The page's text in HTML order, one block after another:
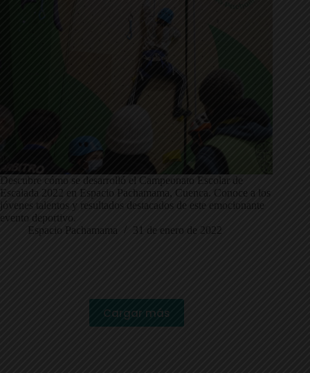
Descubre cómo se desarrolló el Campeonato Escolar de
Escalada 2022 en Espacio Pachamama, Cuenca. Conoce a los
jóvenes talentos y resultados destacados de este emocionante
evento deportivo.
Espacio Pachamama
31 de enero de 2022
Cargar más